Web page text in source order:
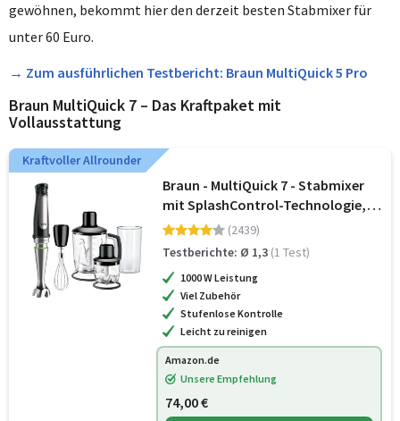
gewöhnen, bekommt hier den derzeit besten Stabmixer für
unter 60 Euro.
→ Zum ausführlichen Testbericht: Braun MultiQuick 5 Pro
Braun MultiQuick 7 – Das Kraftpaket mit
Vollausstattung
Kraftvoller Allrounder
Braun - MultiQuick 7 - Stabmixer
mit SplashControl-Technologie,
ActiveBlade System, Präzise
Geschwindigkeitsregelung, 1,25L
Standmixer, Zerkleinerer,
Schneebe
(2439)
Testberichte: Ø 1,3 (1 Test)
1000 W Leistung
Viel Zubehör
Stufenlose Kontrolle
Leicht zu reinigen
Amazon.de
Unsere Empfehlung
74,00 €